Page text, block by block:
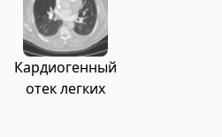
Кардиогенный
отек легких